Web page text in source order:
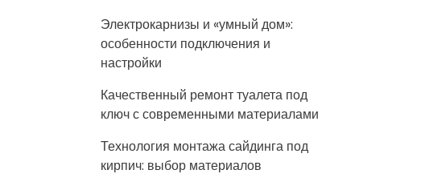
Электрокарнизы и «умный дом»:
особенности подключения и
настройки
Качественный ремонт туалета под
ключ с современными материалами
Технология монтажа сайдинга под
кирпич: выбор материалов